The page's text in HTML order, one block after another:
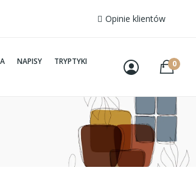
Opinie klientów
NAPISY
TRYPTYKI
0